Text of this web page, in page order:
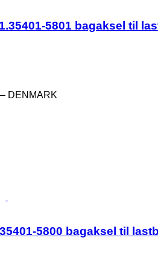
5801 bagaksel til
DENMARK
5800 bagaksel til